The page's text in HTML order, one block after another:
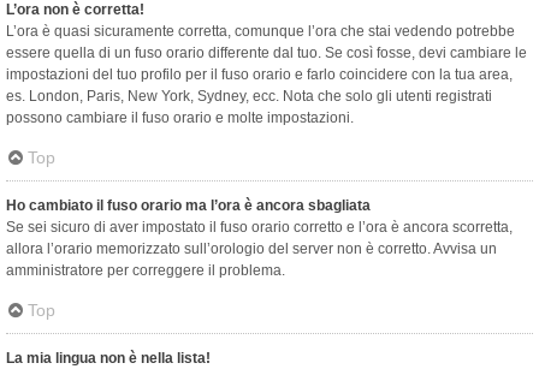
L’ora non è corretta!
L’ora è quasi sicuramente corretta, comunque l’ora che stai vedendo potrebbe
essere quella di un fuso orario differente dal tuo. Se così fosse, devi cambiare le
impostazioni del tuo profilo per il fuso orario e farlo coincidere con la tua area,
es. London, Paris, New York, Sydney, ecc. Nota che solo gli utenti registrati
possono cambiare il fuso orario e molte impostazioni.
Top
Ho cambiato il fuso orario ma l’ora è ancora sbagliata
Se sei sicuro di aver impostato il fuso orario corretto e l’ora è ancora scorretta,
allora l’orario memorizzato sull’orologio del server non è corretto. Avvisa un
amministratore per correggere il problema.
Top
La mia lingua non è nella lista!